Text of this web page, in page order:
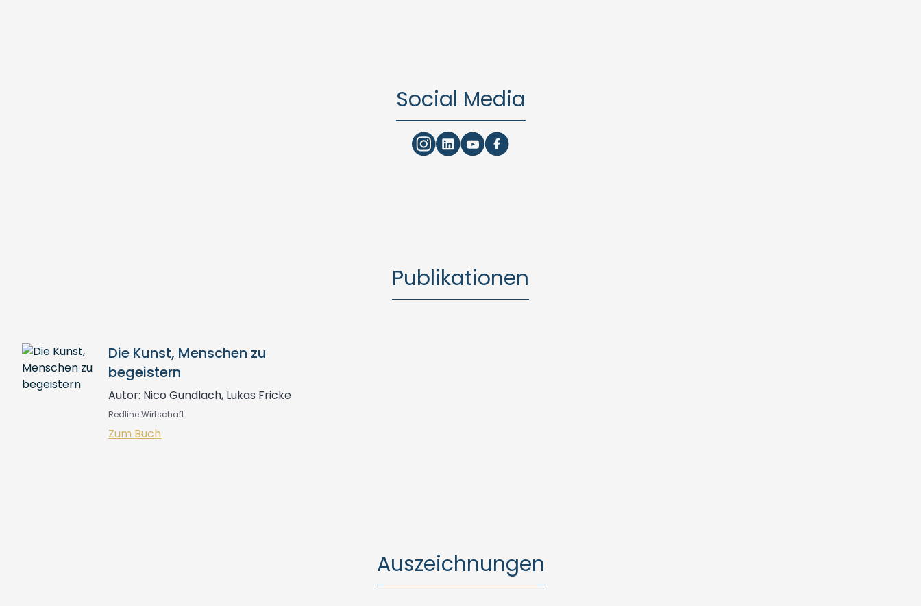
Social Media
Publikationen
Die Kunst, Menschen zu
begeistern
Autor: Nico Gundlach, Lukas Fricke
Redline Wirtschaft
Zum Buch
Auszeichnungen